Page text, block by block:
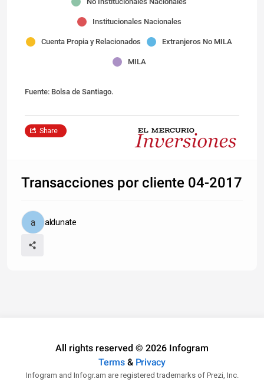
Institucionales Nacionales
Cuenta Propia y Relacionados Extranjeros No MILA
MILA
Fuente: Bolsa de Santiago.
Share
Transacciones por cliente 04-2017
aldunate
All rights reserved © 2026 Infogram
Terms& Privacy
Infogram and Infogr.am are registered trademarks of Prezi, Inc.